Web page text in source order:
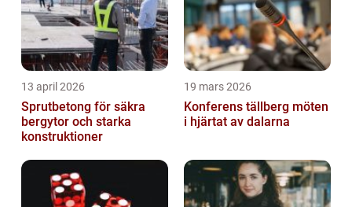
13 april 2026
Sprutbetong för säkra
bergytor och starka
konstruktioner
19 mars 2026
Konferens tällberg möten
i hjärtat av dalarna